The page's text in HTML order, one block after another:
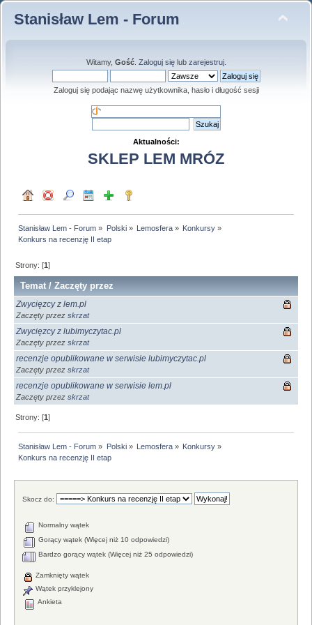
Stanisław Lem - Forum
Witamy, Gość. Zaloguj sięlub zarejestruj.
Zaloguj się podając nazwę użytkownika, hasło i długość sesji
Aktualności:
SKLEP LEM MRÓZ
Stanisław Lem - Forum » Polski» Lemosfera» Konkursy »
Konkurs na recenzję II etap
Strony: [1]
Temat /Zaczęty przez
Zwycięzcy z lem.pl
Zaczęty przez skrzat
Zwycięzcy z lubimyczytac.pl
Zaczęty przez skrzat
recenzje opublikowane w serwisie lubimyczytac.pl
Zaczęty przez skrzat
recenzje opublikowane w serwisie lem.pl
Zaczęty przez skrzat
Strony: [1]
Stanisław Lem - Forum » Polski» Lemosfera» Konkursy »
Konkurs na recenzję II etap
Skocz do:
Normalny wątek
Gorący wątek (Więcej niż 10 odpowiedzi)
Bardzo gorący wątek (Więcej niż 25 odpowiedzi)
Zamknięty wątek
Wątek przyklejony
Ankieta